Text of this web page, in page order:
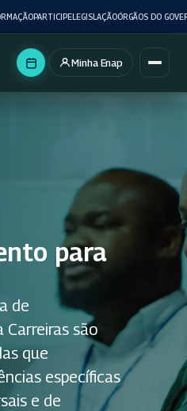
PARTICIPELEGISLAÇÃOÓRGÃOS DO
Minha Enap
para
de
são
que
específicas
e de